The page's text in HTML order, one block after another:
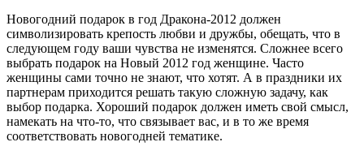
Новогодний подарок в год Дракона-2012 должен
символизировать крепость любви и дружбы, обещать, что в
следующем году ваши чувства не изменятся. Сложнее всего
выбрать подарок на Новый 2012 год женщине. Часто
женщины сами точно не знают, что хотят. А в праздники их
партнерам приходится решать такую сложную задачу, как
выбор подарка. Хороший подарок должен иметь свой смысл,
намекать на что-то, что связывает вас, и в то же время
соответствовать новогодней тематике.